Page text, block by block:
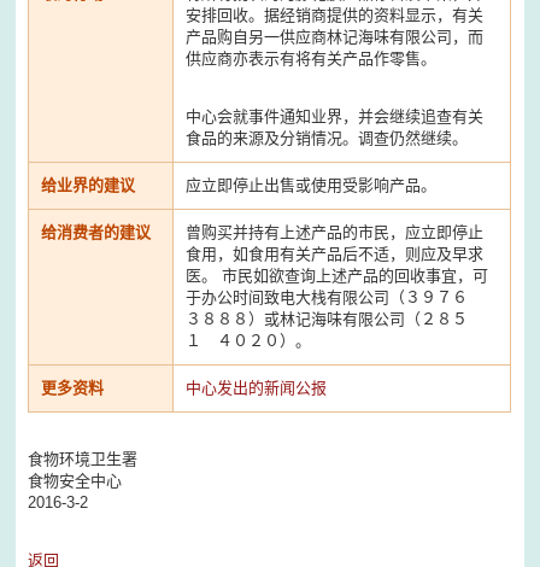
安排回收。据经销商提供的资料显示，有关
产品购自另一供应商林记海味有限公司，而
供应商亦表示有将有关产品作零售。
中心会就事件通知业界，并会继续追查有关
食品的来源及分销情况。调查仍然继续。
给业界的建议 应立即停止出售或使用受影响产品。
给消费者的建议
曾购买并持有上述产品的市民，应立即停止
食用，如食用有关产品后不适，则应及早求
医。 市民如欲查询上述产品的回收事宜，可
于办公时间致电大栈有限公司（３９７６
３８８８）或林记海味有限公司（２８５
１ ４０２０）。
更多资料 中心发出的新闻公报
食物环境卫生署
食物安全中心
2016-3-2
返回